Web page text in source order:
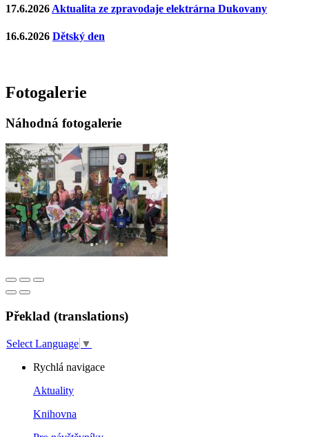
17.6.2026Aktualita ze zpravodaje elektrárna Dukovany
16.6.2026 Dětský den
Fotogalerie
Náhodná fotogalerie
Překlad (translations)
Select Language ▼
Rychlá navigace
Aktuality
Knihovna